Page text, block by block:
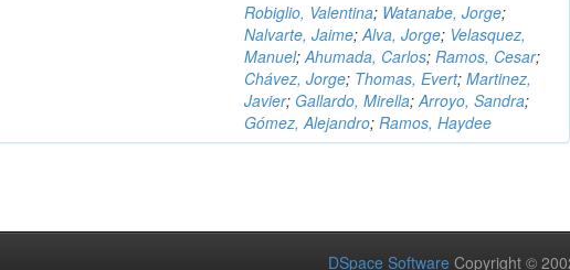
Robiglio, Valentina; Watanabe, Jorge;
Nalvarte, Jaime;Alva, Jorge; Velasquez,
Manuel;Ahumada, Carlos;Ramos, Cesar;
Chávez, Jorge; Thomas, Evert;Martinez,
Javier; Gallardo, Mirella;Arroyo, Sandra;
Gómez, Alejandro;Ramos, Haydee
DSpace Software Copyright ©